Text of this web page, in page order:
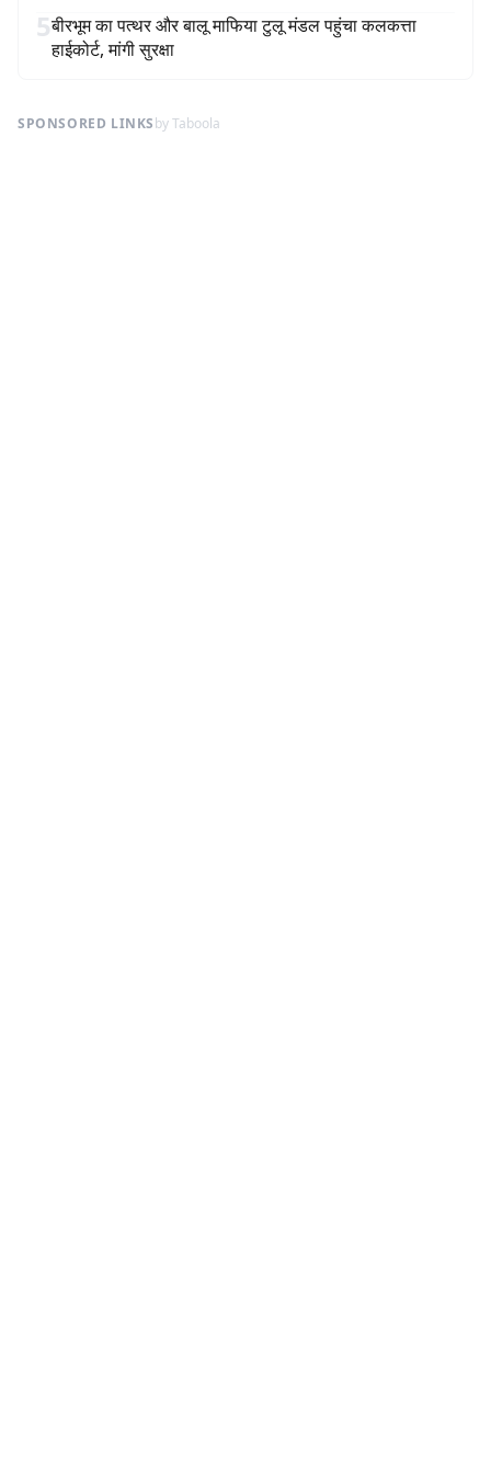
5बीरभूम का पत्थर और बालू माफिया टुलू मंडल पहुंचा कलकत्ता
हाईकोर्ट, मांगी सुरक्षा
SPONSORED LINKSby Taboola